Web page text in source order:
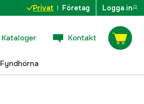
Privat Företag Logga in
Kataloger Kontakt
Fyndhörna